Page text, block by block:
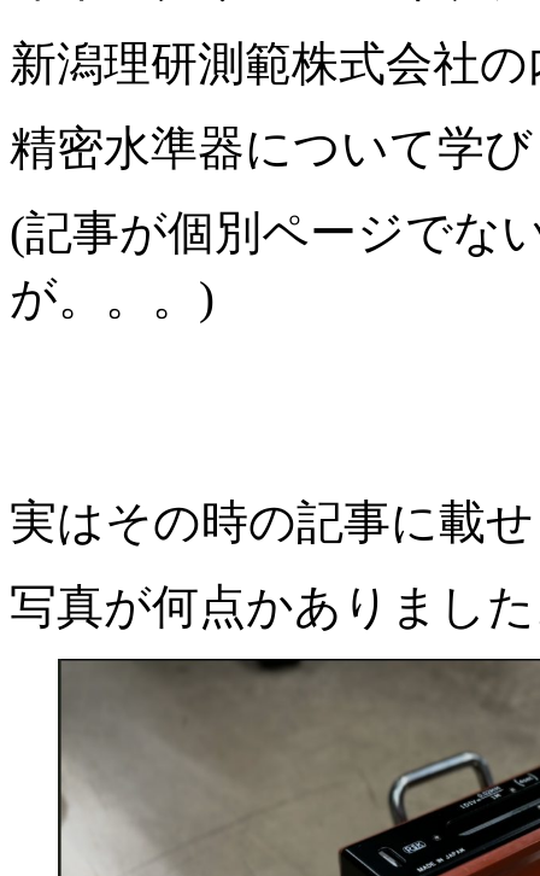
新潟理研測範株式会社
精密水準器について学
(記事が個別ページでな
が。。。)
実はその時の記事に載
写真が何点かありまし